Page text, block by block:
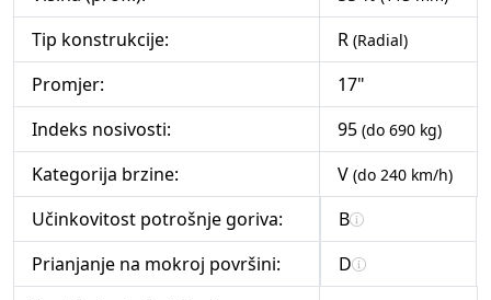
Tip konstrukcije: R (Radial)
Promjer:
17"
Indeks nosivosti:
95 (do 690 kg)
Kategorija brzine: V (do 240 km/h)
Učinkovitost potrošnje goriva:
B
Prianjanje na mokroj površini:
D